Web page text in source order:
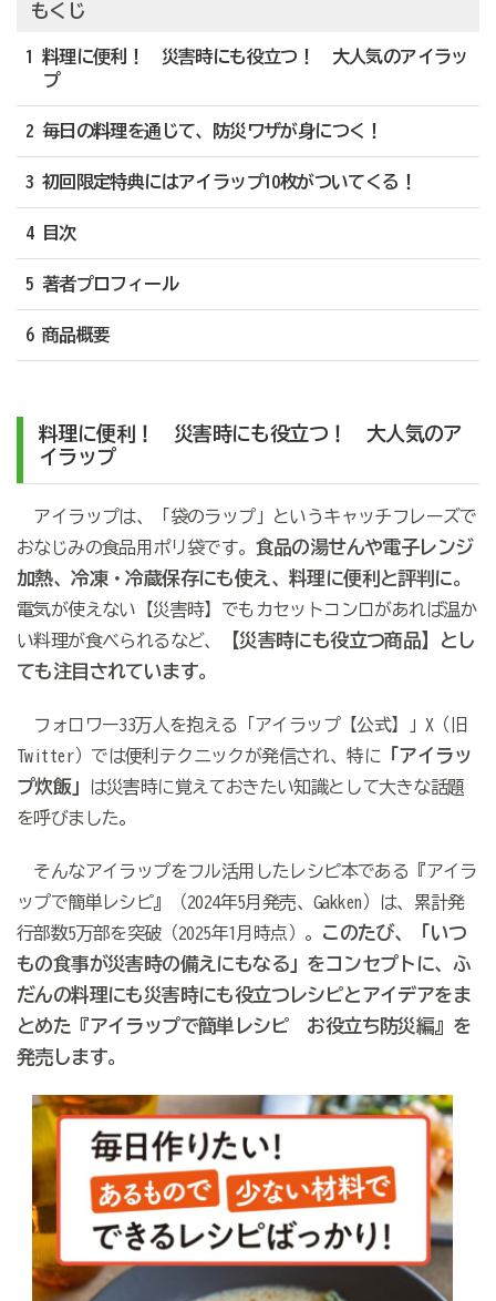
もくじ
1 料理に便利！ 災害時にも役立つ！ 大人気のアイラッ
プ
2 毎日の料理を通じて、防災ワザが身につく！
3 初回限定特典にはアイラップ10枚がついてくる！
4 目次
5 著者プロフィール
6 商品概要
料理に便利！ 災害時にも役立つ！ 大人気のア
イラップ
アイラップは、「袋のラップ」というキャッチフレーズで
おなじみの食品用ポリ袋です。 食品の湯せんや電子レンジ
加熱、冷凍・冷蔵保存にも使え、料理に便利と評判に。
電気が使えない【災害時】でもカセットコンロがあれば温か
い料理が食べられるなど、
【災害時にも役立つ商品】とし
ても注目されています。
フォロワー33万人を抱える「アイラップ【公式】」X（旧
Twitter）では便利テクニックが発信され、特に 「アイラッ
プ炊飯」
は災害時に覚えておきたい知識として大きな話題
を呼びました。
そんなアイラップをフル活用したレシピ本である『アイラ
ップで簡単レシピ』（2024年5月発売、Gakken）は、累計発
行部数5万部を突破（2025年1月時点）。
このたび、「いつ
もの食事が災害時の備えにもなる」をコンセプトに、ふ
だんの料理にも災害時にも役立つレシピとアイデアをま
とめた『アイラップで簡単レシピ お役立ち防災編』を
発売します。